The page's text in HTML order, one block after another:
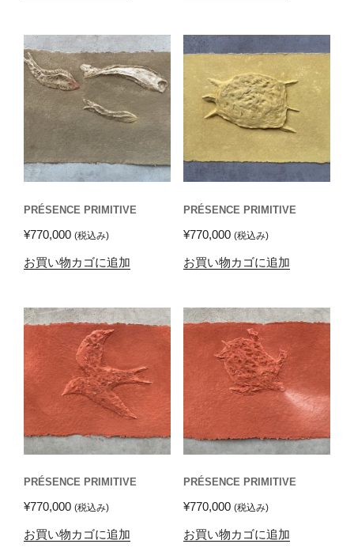
PRÉSENCE PRIMITIVE
¥770,000 (税込み)
お買い物カゴに追加
PRÉSENCE PRIMITIVE
¥770,000 (税込み)
お買い物カゴに追加
PRÉSENCE PRIMITIVE
¥770,000 (税込み)
お買い物カゴに追加
PRÉSENCE PRIMITIVE
¥770,000 (税込み)
お買い物カゴに追加